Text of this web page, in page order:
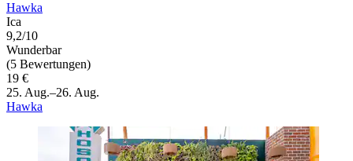
Hawka
Ica
9,2/10
Wunderbar
(5 Bewertungen)
19 €
25. Aug.–26. Aug.
Hawka